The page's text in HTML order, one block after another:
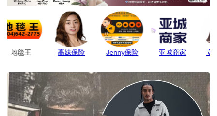
GJ保险 Belinda保险 莉莉姐 Allen报关